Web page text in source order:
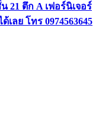
21 ตึก A เฟอร์นิเจอร์
ลย โทร 0974563645